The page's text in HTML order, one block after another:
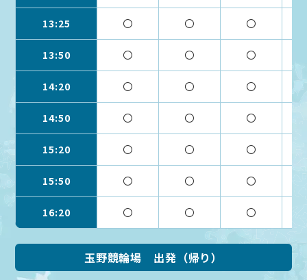
13:25 〇 〇 〇
13:50 〇 〇 〇
14:20 〇 〇 〇
14:50 〇 〇 〇
15:20 〇 〇 〇
15:50 〇 〇 〇
16:20 〇 〇 〇
玉野競輪場 出発（帰り）